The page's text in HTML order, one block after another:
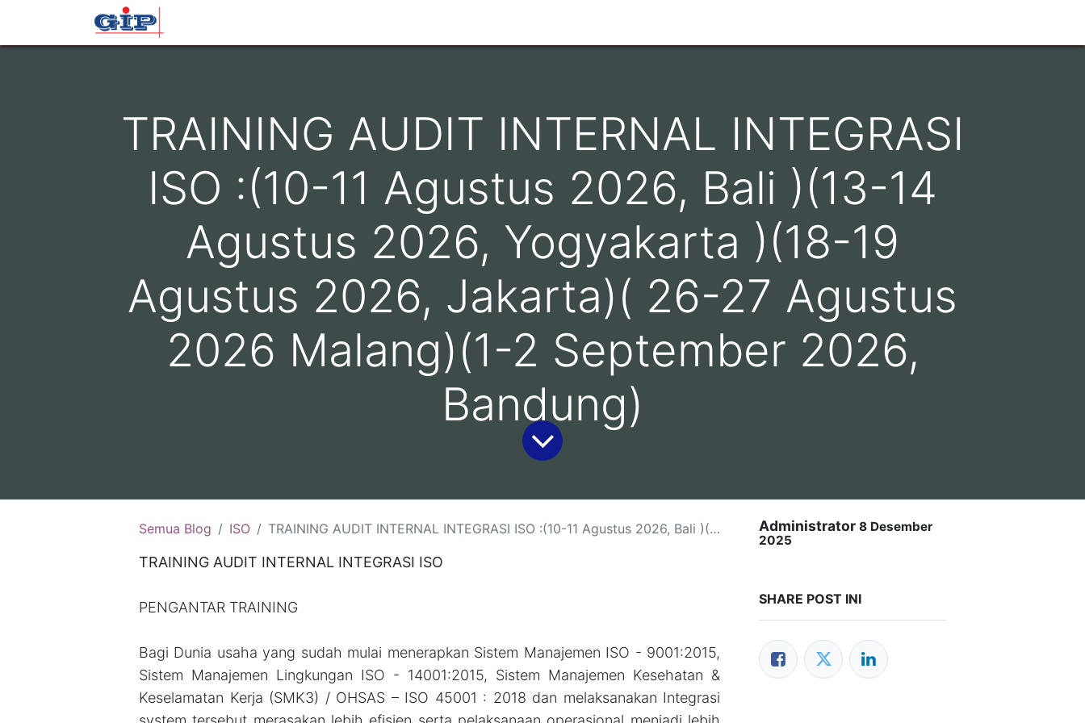
TRAINING AUDIT INTERNAL INTEGRASI
ISO :(10-11 Agustus 2026, Bali )(13-14
Agustus 2026, Yogyakarta )(18-19
Agustus 2026, Jakarta)( 26-27 Agustus
2026 Malang)(1-2 September 2026,
Bandung)
Semua Blog ISO TRAINING AUDIT INTERNAL INTEGRASI ISO :(10-11 Agustus 2026, Bali )(13-14 Agustus 2026, Yogyakarta )(18-19 Agustus 2026, Jakarta)( 26-27 Agustus 2026 Malang)(1-2 September 2026, Bandung)
TRAINING AUDIT INTERNAL INTEGRASI ISO
PENGANTAR TRAINING
Bagi Dunia usaha yang sudah mulai menerapkan Sistem Manajemen ISO - 9001:2015,
Sistem Manajemen Lingkungan ISO - 14001:2015, Sistem Manajemen Kesehatan &
Keselamatan Kerja (SMK3) / OHSAS – ISO 45001 : 2018 dan melaksanakan Integrasi
Administrator 8 Desember
2025
SHARE POST INI